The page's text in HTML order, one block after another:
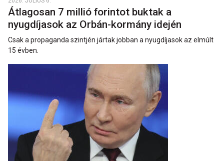
Átlagosan 7 millió forintot buktak a
nyugdíjasok az Orbán-kormány idején
Csak a propaganda szintjén jártak jobban a nyugdíjasok az elmúlt
15 évben.